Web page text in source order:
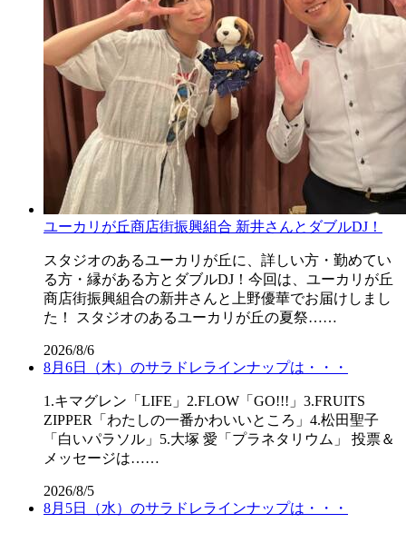
ユーカリが丘商店街振興組合 新井さんとダブルDJ！
スタジオのあるユーカリが丘に、詳しい方・勤めてい
る方・縁がある方とダブルDJ！今回は、ユーカリが丘
商店街振興組合の新井さんと上野優華でお届けしまし
た！ スタジオのあるユーカリが丘の夏祭……
2026/8/6
8月6日（木）のサラドレラインナップは・・・
1.キマグレン「LIFE」2.FLOW「GO!!!」3.FRUITS
ZIPPER「わたしの一番かわいいところ」4.松田聖子
「白いパラソル」5.大塚 愛「プラネタリウム」 投票＆
メッセージは……
2026/8/5
8月5日（水）のサラドレラインナップは・・・